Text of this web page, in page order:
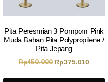
Pita Peresmian 3 Pompom Pink
Muda Bahan Pita Polypropilene /
Pita Jepang
Rp450.000 Rp375.010